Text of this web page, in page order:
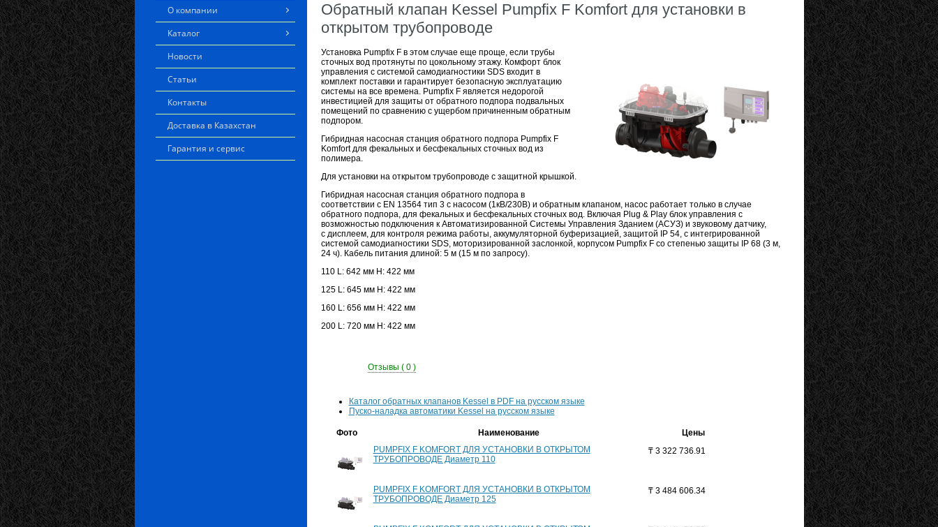
О компании
Каталог
Новости
Статьи
Контакты
Доставка в Казахстан
Гарантия и сервис
Обратный клапан Kessel Pumpfix F Komfort для установки в
открытом трубопроводе
Установка Pumpfix F в этом случае еще проще, если трубы
сточных вод протянуты по цокольному этажу. Комфорт блок
управления с системой самодиагностики SDS входит в
комплект поставки и гарантирует безопасную эксплуатацию
системы на все времена. Pumpfix F является недорогой
инвестицией для защиты от обратного подпора подвальных
помещений по сравнению с ущербом причиненным обратным
подпором.
Гибридная насосная станция обратного подпора Pumpfix F
Komfort для фекальных и беcфекальных сточных вод из
полимера.
Для установки на открытом трубопроводе с защитной крышкой.
Гибридная насосная станция обратного подпора в
соответствии с EN 13564 тип 3 с насосом (1кВ/230В) и обратным клапаном, насос работает только в случае
обратного подпора, для фекальных и бесфекальных сточных вод. Включая Plug & Play блок управления с
возможностью подключения к Автоматизированной Системы Управления Зданием (АСУЗ) и звуковому датчику,
с дисплеем, для контроля режима работы, аккумуляторной буферизацией, защитой IP 54, с интегрированной
системой самодиагностики SDS, моторизированной заслонкой, корпусом Pumpfix F со степенью защиты IP 68 (3 м,
24 ч). Кабель питания длиной: 5 м (15 м по запросу).
110 L: 642 мм H: 422 мм
125 L: 645 мм H: 422 мм
160 L: 656 мм H: 422 мм
200 L: 720 мм H: 422 мм
Отзывы ( 0 )
Каталог обратных клапанов Kessel в PDF на русском языке
Пуско-наладка автоматики Kessel на русском языке
Фото Наименование
Цены
PUMPFIX F KOMFORT ДЛЯ УСТАНОВКИ В ОТКРЫТОМ
ТРУБОПРОВОДЕ Диаметр 110
₸ 3 322 736.91
PUMPFIX F KOMFORT ДЛЯ УСТАНОВКИ В ОТКРЫТОМ
ТРУБОПРОВОДЕ Диаметр 125
₸ 3 484 606.34